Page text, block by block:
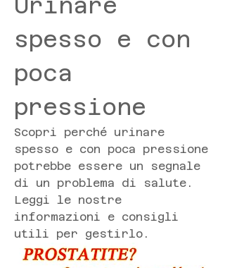
Urinare
spesso e con
poca
pressione
Scopri perché urinare
spesso e con poca pressione
potrebbe essere un segnale
di un problema di salute.
Leggi le nostre
informazioni e consigli
utili per gestirlo.